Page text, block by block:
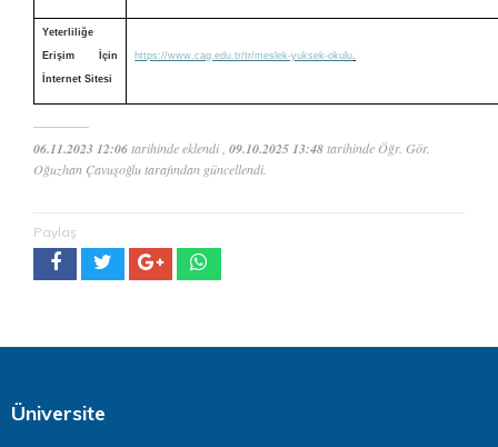
Yeterliliğe
Erişim İçin
İnternet Sitesi
https://www.cag.edu.tr/tr/meslek-yuksek-okulu
06.11.2023 12:06tarihinde eklendi , 09.10.2025 13:48tarihinde Öğr. Gör.
Oğuzhan Çavuşoğlu tarafından güncellendi.
Paylaş
Üniversite